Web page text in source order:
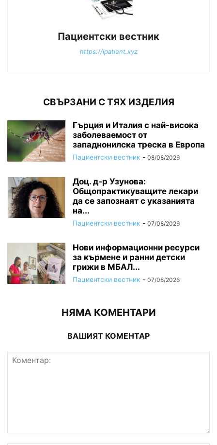
Пациентски вестник
https://ipatient.xyz
СВЪРЗАНИ С ТЯХ ИЗДЕЛИЯ
Гърция и Италия с най-висока
заболеваемост от
западнонилска треска в Европа
Пациентски вестник - 08/08/2026
Доц. д-р Узунова:
Общопрактикуващите лекари
да се запознаят с указанията
на...
Пациентски вестник - 07/08/2026
Нови информационни ресурси
за кърмене и ранни детски
грижи в МБАЛ...
Пациентски вестник - 07/08/2026
НЯМА КОМЕНТАРИ
ВАШИЯТ КОМЕНТАР